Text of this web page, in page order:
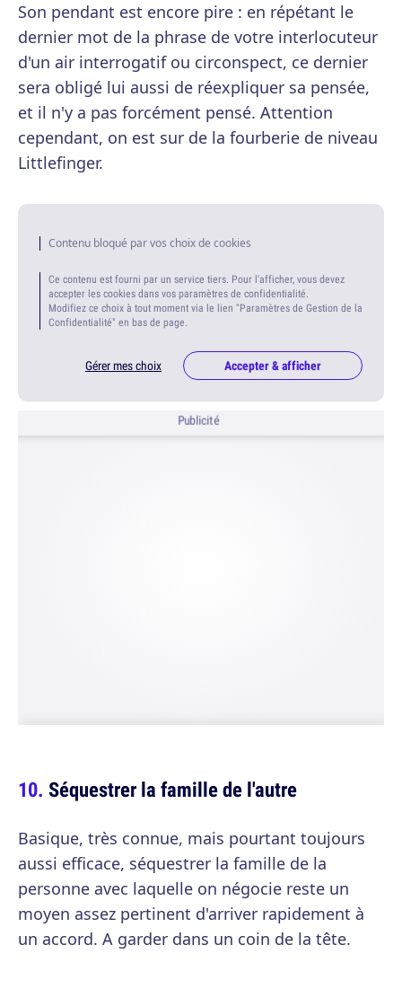
Son pendant est encore pire : en répétant le
dernier mot de la phrase de votre interlocuteur
d'un air interrogatif ou circonspect, ce dernier
sera obligé lui aussi de réexpliquer sa pensée,
et il n'y a pas forcément pensé. Attention
cependant, on est sur de la fourberie de niveau
Littlefinger.
Contenu bloqué par vos choix de cookies
Ce contenu est fourni par un service tiers. Pour l'afficher, vous devez
accepter les cookies dans vos paramètres de confidentialité.
Modifiez ce choix à tout moment via le lien "Paramètres de Gestion de la
Confidentialité" en bas de page.
Gérer mes choix Accepter & afficher
Publicité
Séquestrer la famille de l'autre
Basique, très connue, mais pourtant toujours
aussi efficace, séquestrer la famille de la
personne avec laquelle on négocie reste un
moyen assez pertinent d'arriver rapidement à
un accord. A garder dans un coin de la tête.